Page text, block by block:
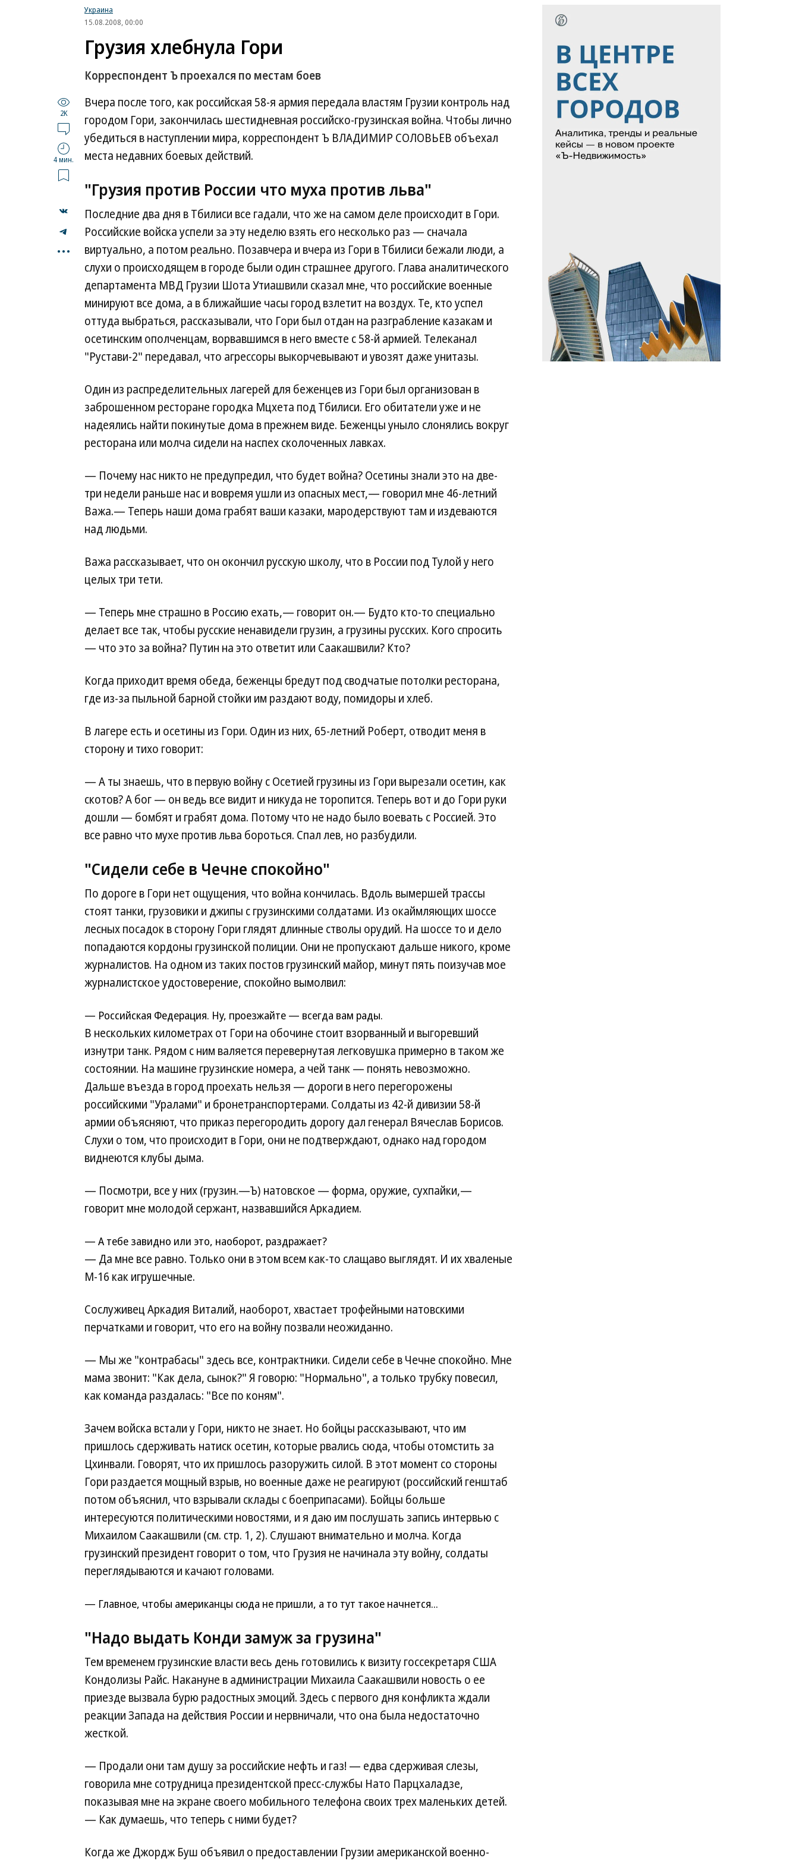
Украина
15.08.2008, 00:00
Грузия хлебнула Гори
Корреспондент Ъ проехался по местам боев
2K
4 мин.
...
Вчера после того, как российская 58-я армия передала властям Грузии контроль над
городом Гори, закончилась шестидневная российско-грузинская война. Чтобы лично
убедиться в наступлении мира, корреспондент Ъ ВЛАДИМИР СОЛОВЬЕВ объехал
места недавних боевых действий.
"Грузия против России что муха против льва"
Последние два дня в Тбилиси все гадали, что же на самом деле происходит в Гори.
Российские войска успели за эту неделю взять его несколько раз — сначала
виртуально, а потом реально. Позавчера и вчера из Гори в Тбилиси бежали люди, а
слухи о происходящем в городе были один страшнее другого. Глава аналитического
департамента МВД Грузии Шота Утиашвили сказал мне, что российские военные
минируют все дома, а в ближайшие часы город взлетит на воздух. Те, кто успел
оттуда выбраться, рассказывали, что Гори был отдан на разграбление казакам и
осетинским ополченцам, ворвавшимся в него вместе с 58-й армией. Телеканал
"Рустави-2" передавал, что агрессоры выкорчевывают и увозят даже унитазы.
Один из распределительных лагерей для беженцев из Гори был организован в
заброшенном ресторане городка Мцхета под Тбилиси. Его обитатели уже и не
надеялись найти покинутые дома в прежнем виде. Беженцы уныло слонялись вокруг
ресторана или молча сидели на наспех сколоченных лавках.
— Почему нас никто не предупредил, что будет война? Осетины знали это на две-
три недели раньше нас и вовремя ушли из опасных мест,— говорил мне 46-летний
Важа.— Теперь наши дома грабят ваши казаки, мародерствуют там и издеваются
над людьми.
Важа рассказывает, что он окончил русскую школу, что в России под Тулой у него
целых три тети.
— Теперь мне страшно в Россию ехать,— говорит он.— Будто кто-то специально
делает все так, чтобы русские ненавидели грузин, а грузины русских. Кого спросить
— что это за война? Путин на это ответит или Саакашвили? Кто?
Когда приходит время обеда, беженцы бредут под сводчатые потолки ресторана,
где из-за пыльной барной стойки им раздают воду, помидоры и хлеб.
В лагере есть и осетины из Гори. Один из них, 65-летний Роберт, отводит меня в
сторону и тихо говорит:
— А ты знаешь, что в первую войну с Осетией грузины из Гори вырезали осетин, как
скотов? А бог — он ведь все видит и никуда не торопится. Теперь вот и до Гори руки
дошли — бомбят и грабят дома. Потому что не надо было воевать с Россией. Это
все равно что мухе против льва бороться. Спал лев, но разбудили.
"Сидели себе в Чечне спокойно"
По дороге в Гори нет ощущения, что война кончилась. Вдоль вымершей трассы
стоят танки, грузовики и джипы с грузинскими солдатами. Из окаймляющих шоссе
лесных посадок в сторону Гори глядят длинные стволы орудий. На шоссе то и дело
попадаются кордоны грузинской полиции. Они не пропускают дальше никого, кроме
журналистов. На одном из таких постов грузинский майор, минут пять поизучав мое
журналистское удостоверение, спокойно вымолвил:
— Российская Федерация. Ну, проезжайте — всегда вам рады.
В нескольких километрах от Гори на обочине стоит взорванный и выгоревший
изнутри танк. Рядом с ним валяется перевернутая легковушка примерно в таком же
состоянии. На машине грузинские номера, а чей танк — понять невозможно.
Дальше въезда в город проехать нельзя — дороги в него перегорожены
российскими "Уралами" и бронетранспортерами. Солдаты из 42-й дивизии 58-й
армии объясняют, что приказ перегородить дорогу дал генерал Вячеслав Борисов.
Слухи о том, что происходит в Гори, они не подтверждают, однако над городом
виднеются клубы дыма.
— Посмотри, все у них (грузин.—Ъ) натовское — форма, оружие, сухпайки,—
говорит мне молодой сержант, назвавшийся Аркадием.
— А тебе завидно или это, наоборот, раздражает?
— Да мне все равно. Только они в этом всем как-то слащаво выглядят. И их хваленые
М-16 как игрушечные.
Сослуживец Аркадия Виталий, наоборот, хвастает трофейными натовскими
перчатками и говорит, что его на войну позвали неожиданно.
— Мы же "контрабасы" здесь все, контрактники. Сидели себе в Чечне спокойно. Мне
мама звонит: "Как дела, сынок?" Я говорю: "Нормально", а только трубку повесил,
как команда раздалась: "Все по коням".
Зачем войска встали у Гори, никто не знает. Но бойцы рассказывают, что им
пришлось сдерживать натиск осетин, которые рвались сюда, чтобы отомстить за
Цхинвали. Говорят, что их пришлось разоружить силой. В этот момент со стороны
Гори раздается мощный взрыв, но военные даже не реагируют (российский генштаб
потом объяснил, что взрывали склады с боеприпасами). Бойцы больше
интересуются политическими новостями, и я даю им послушать запись интервью с
Михаилом Саакашвили (см. стр. 1, 2). Слушают внимательно и молча. Когда
грузинский президент говорит о том, что Грузия не начинала эту войну, солдаты
переглядываются и качают головами.
— Главное, чтобы американцы сюда не пришли, а то тут такое начнется...
"Надо выдать Конди замуж за грузина"
Тем временем грузинские власти весь день готовились к визиту госсекретаря США
Кондолизы Райс. Накануне в администрации Михаила Саакашвили новость о ее
приезде вызвала бурю радостных эмоций. Здесь с первого дня конфликта ждали
реакции Запада на действия России и нервничали, что она была недостаточно
жесткой.
— Продали они там душу за российские нефть и газ! — едва сдерживая слезы,
говорила мне сотрудница президентской пресс-службы Нато Парцхаладзе,
показывая мне на экране своего мобильного телефона своих трех маленьких детей.
— Как думаешь, что теперь с ними будет?
Когда же Джордж Буш объявил о предоставлении Грузии американской военно-